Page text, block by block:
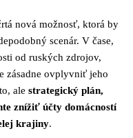
nová možnosť, ktorá by
scenár. V čase,
od ruských zdrojov,
zásadne ovplyvniť jeho
ale strategický plán,
znížiť účty domácností
krajiny.